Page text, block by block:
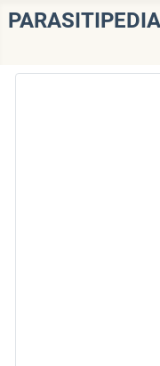
PARASITIPEDIA